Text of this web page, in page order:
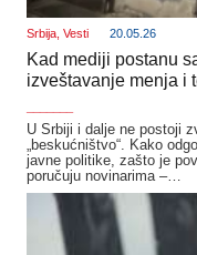
Srbija, Vesti 20.05.26
Kad mediji postanu
izveštavanje menja i
U Srbiji i dalje ne postoji
„beskućništvo“. Kako
javne politike, zašto je
poručuju novinarima –…